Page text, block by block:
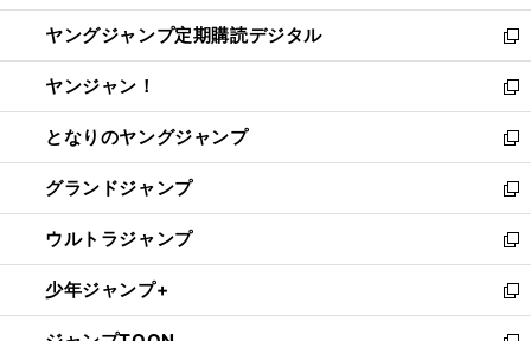
開
く
ウ
で
開
く
ン
ド
ウ
で
開
く
し
い
ウ
ィ
ン
ド
ウ
で
開
く
ヤングジャンプ定期購読デジタル
新
し
い
ウ
ィ
ン
ド
ウ
で
開
く
ヤンジャン！
新
し
い
ウ
ィ
ン
ド
ウ
で
開
となりのヤングジャンプ
新
し
い
ウ
ィ
ン
ド
ウ
グランドジャンプ
新
し
い
ウ
ィ
ン
ウルトラジャンプ
新
し
い
ウ
少年ジャンプ+
新
し